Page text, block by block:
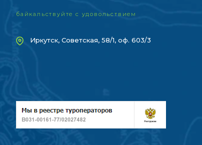
байкальствуйте с удовольствием
Иркутск, Советская, 58/1, оф. 603/3